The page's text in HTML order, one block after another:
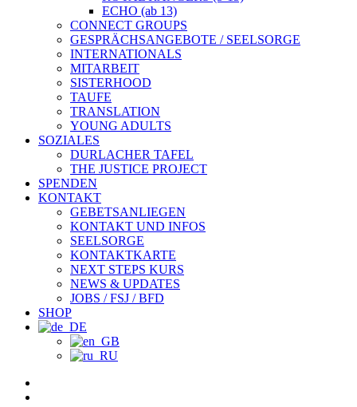
ECHO (ab 13)
CONNECT GROUPS
GESPRÄCHSANGEBOTE / SEELSORGE
INTERNATIONALS
MITARBEIT
SISTERHOOD
TAUFE
TRANSLATION
YOUNG ADULTS
SOZIALES
DURLACHER TAFEL
THE JUSTICE PROJECT
SPENDEN
KONTAKT
GEBETSANLIEGEN
KONTAKT UND INFOS
SEELSORGE
KONTAKTKARTE
NEXT STEPS KURS
NEWS & UPDATES
JOBS / FSJ / BFD
SHOP